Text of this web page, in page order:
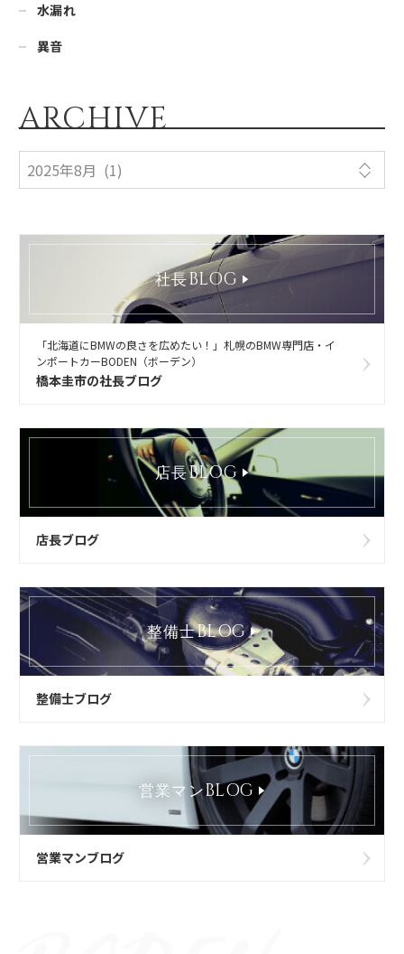
水漏れ
異音
ARCHIVE
社長BLOG
「北海道にBMWの良さを広めたい！」札幌のBMW専門店・イ
ンポートカーBODEN（ボーデン）
橋本圭市の社長ブログ
店長BLOG
店長ブログ
整備士BLOG
整備士ブログ
営業マンBLOG
営業マンブログ